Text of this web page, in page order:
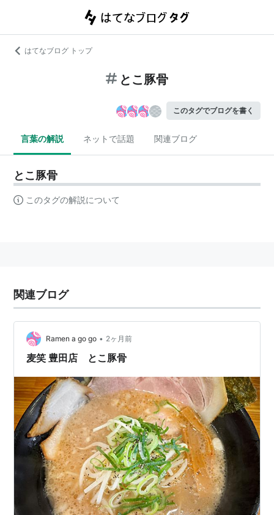
はてなブログ トップ
とこ豚骨
このタグでブログを書く
言葉の解説 ネットで話題 関連ブログ
とこ豚骨
このタグの解説について
関連ブログ
Ramen a go go • 2ヶ月前
麦笑 豊田店 とこ豚骨